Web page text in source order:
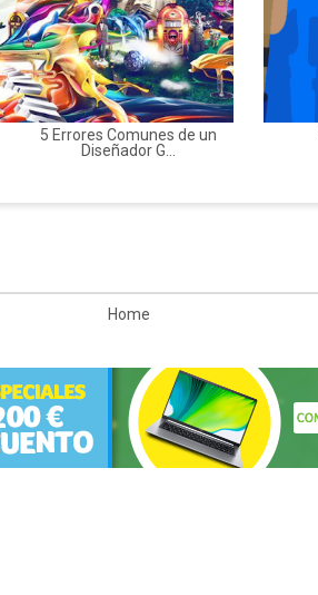
5 Errores Comunes de un
Diseñador G...
Home